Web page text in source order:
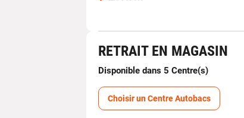
RETRAIT EN MAGASIN
Disponible dans 5 Centre(s)
Choisir un Centre Autobacs